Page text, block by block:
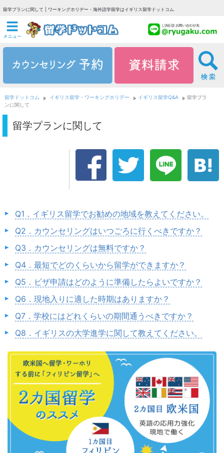
留学プランに関して | ワーキングホリデー・海外語学留学はイギリス留学ドットコム
留学ドットコム イギリス留学・ワーキングホリデー イギリス留学Q&A
留学プラ
ンに関して
留学プランに関して
Q1．イギリス留学でお勧めの地域を教えてください。
Q2．カウンセリングはいつごろに行くべきですか？
Q3．カウンセリングは無料ですか？
Q4．最短でどのくらいから留学ができますか？
Q5．ビザ申請はどのように準備したらよいですか？
Q6．現地入りに適した時期はありますか？
Q7．学校にはどれくらいの期間通うべきですか？
Q8．イギリスの大学進学に関して教えてください。